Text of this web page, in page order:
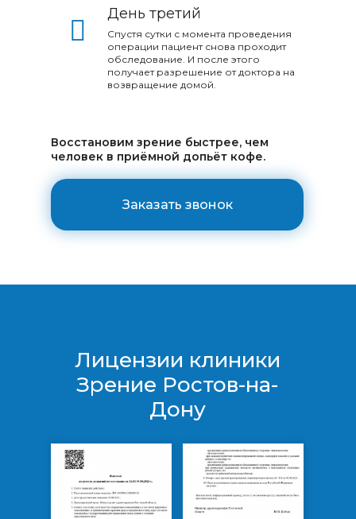
День третий
Спустя сутки с момента проведения
операции пациент снова проходит
обследование. И после этого
получает разрешение от доктора на
возвращение домой.​​​​​​​
Заказать звонок
Восстановим зрение быстрее, чем
человек в приёмной допьёт кофе.
Лицензии клиники
Зрение Ростов-на-
Дону